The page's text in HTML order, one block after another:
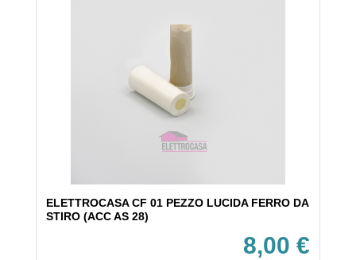
ELETTROCASA CF 01 PEZZO LUCIDA FERRO DA
STIRO (ACC AS 28)
8,00 €